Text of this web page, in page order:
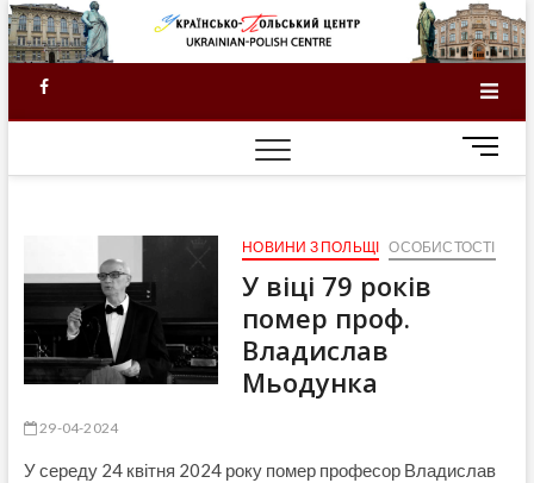
Skip
to
content
Facebook
M
e
B
НОВИНИ З ПОЛЬЩІ ОСОБИСТОСТІ
У віці 79 років
помер проф.
Владислав
Мьодунка
29-04-2024
У середу 24 квітня 2024 року помер професор Владислав